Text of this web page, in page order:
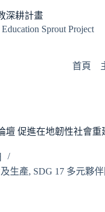
深耕計畫
Sprout Project
首頁
壇 促進在地韌性社會重
生產, SDG 17 多元夥